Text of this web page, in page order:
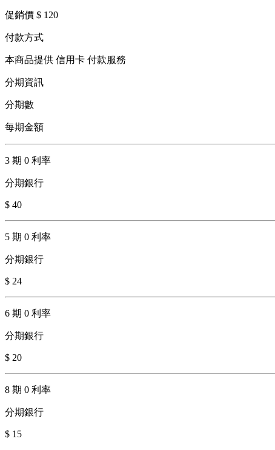
促銷價 $ 120
付款方式
本商品提供 信用卡 付款服務
分期資訊
分期數
每期金額
3 期 0 利率
分期銀行
$ 40
5 期 0 利率
分期銀行
$ 24
6 期 0 利率
分期銀行
$ 20
8 期 0 利率
分期銀行
$ 15